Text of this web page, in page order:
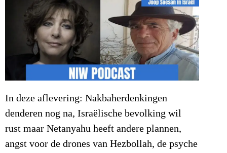
In deze aflevering: Nakbaherdenkingen
denderen nog na, Israëlische bevolking wil
rust maar Netanyahu heeft andere plannen,
angst voor de drones van Hezbollah, de psyche